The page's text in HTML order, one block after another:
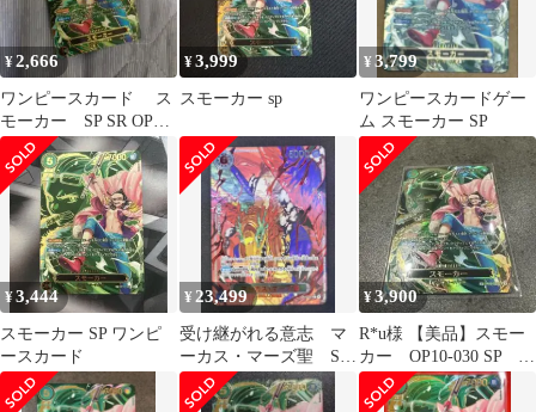
¥2,666
ワンピースカード ス
モーカー SP SR OP10-
030
¥3,999
スモーカー sp
¥3,799
ワンピースカードゲー
ム スモーカー SP
¥3,444
スモーカー SP ワンピ
ースカード
¥ 23,499
受け継がれる意志 マ
ーカス・マーズ聖 SP-
R OP13-091 レッドパラ
レル
¥3,900
R*u様 【美品】スモー
カー OP10-030 SP パ
ラレル SR